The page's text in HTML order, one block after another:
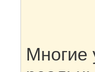
Многие